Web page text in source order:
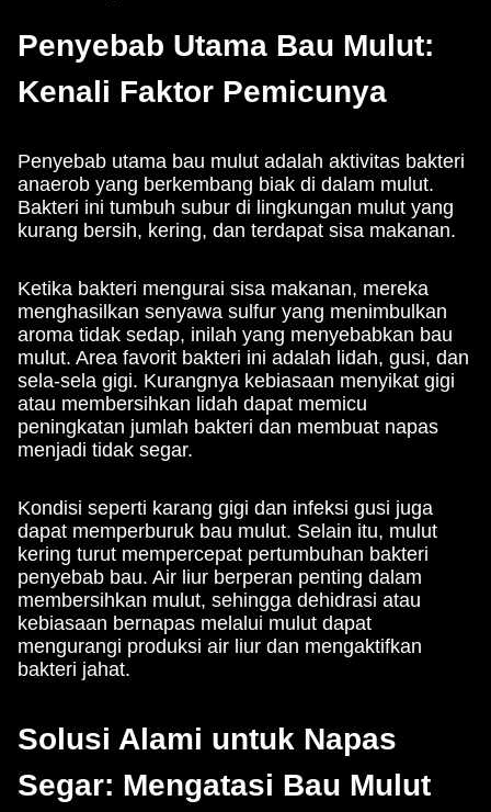
Penyebab Utama Bau Mulut:
Kenali Faktor Pemicunya
Penyebab utama bau mulut adalah aktivitas bakteri
anaerob yang berkembang biak di dalam mulut.
Bakteri ini tumbuh subur di lingkungan mulut yang
kurang bersih, kering, dan terdapat sisa makanan.
Ketika bakteri mengurai sisa makanan, mereka
menghasilkan senyawa sulfur yang menimbulkan
aroma tidak sedap, inilah yang menyebabkan bau
mulut. Area favorit bakteri ini adalah lidah, gusi, dan
sela-sela gigi. Kurangnya kebiasaan menyikat gigi
atau membersihkan lidah dapat memicu
peningkatan jumlah bakteri dan membuat napas
menjadi tidak segar.
Kondisi seperti karang gigi dan infeksi gusi juga
dapat memperburuk bau mulut. Selain itu, mulut
kering turut mempercepat pertumbuhan bakteri
penyebab bau. Air liur berperan penting dalam
membersihkan mulut, sehingga dehidrasi atau
kebiasaan bernapas melalui mulut dapat
mengurangi produksi air liur dan mengaktifkan
bakteri jahat.
Solusi Alami untuk Napas
Segar: Mengatasi Bau Mulut